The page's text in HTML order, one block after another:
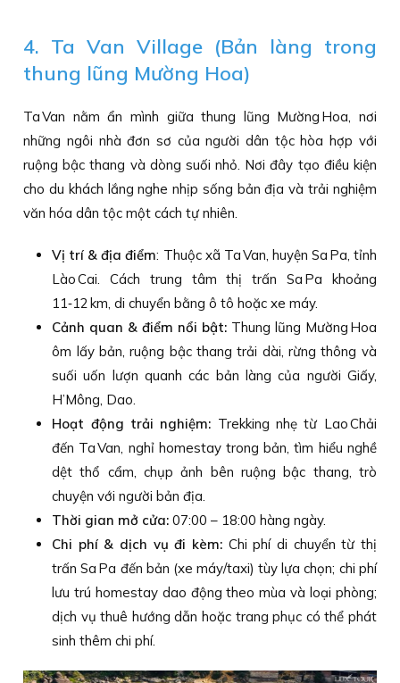
4. Ta Van Village (Bản làng trong
thung lũng Mường Hoa)
Ta Van nằm ẩn mình giữa thung lũng Mường Hoa, nơi
những ngôi nhà đơn sơ của người dân tộc hòa hợp với
ruộng bậc thang và dòng suối nhỏ. Nơi đây tạo điều kiện
cho du khách lắng nghe nhịp sống bản địa và trải nghiệm
văn hóa dân tộc một cách tự nhiên.
Vị trí & địa điểm: Thuộc xã Ta Van, huyện Sa Pa, tỉnh
Lào Cai. Cách trung tâm thị trấn Sa Pa khoảng
11‑12 km, di chuyển bằng ô tô hoặc xe máy.
Cảnh quan & điểm nổi bật:Thung lũng Mường Hoa
ôm lấy bản, ruộng bậc thang trải dài, rừng thông và
suối uốn lượn quanh các bản làng của người Giấy,
H’Mông, Dao.
Hoạt động trải nghiệm: Trekking nhẹ từ Lao Chải
đến Ta Van, nghỉ homestay trong bản, tìm hiểu nghề
dệt thổ cẩm, chụp ảnh bên ruộng bậc thang, trò
chuyện với người bản địa.
Thời gian mở cửa: 07:00 – 18:00 hàng ngày.
Chi phí & dịch vụ đi kèm: Chi phí di chuyển từ thị
trấn Sa Pa đến bản (xe máy/taxi) tùy lựa chọn; chi phí
lưu trú homestay dao động theo mùa và loại phòng;
dịch vụ thuê hướng dẫn hoặc trang phục có thể phát
sinh thêm chi phí.